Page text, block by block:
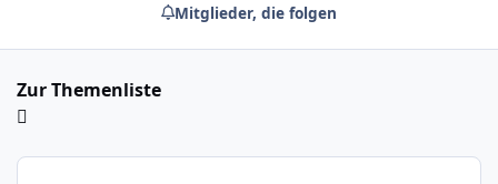
Mitglieder, die folgen
Zur Themenliste